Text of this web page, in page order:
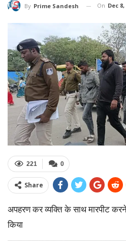
By Prime Sandesh On Dec 8,
0
221
Share
अपहरण कर व्यक्ति के साथ मारपीट करने
किया